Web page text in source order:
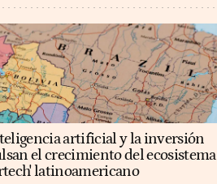
artificial y la inversión
el crecimiento del ecosistema
latinoamericano